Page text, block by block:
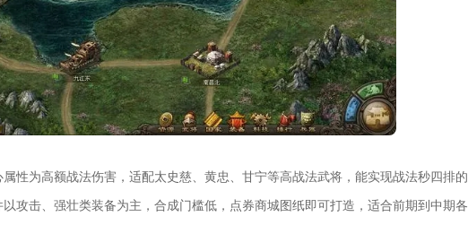
性为高额战法伤害，适配太史慈、黄忠、甘宁等高战法武将，能实现战法秒四排的
攻击、强壮类装备为主，合成门槛低，点券商城图纸即可打造，适合前期到中期各